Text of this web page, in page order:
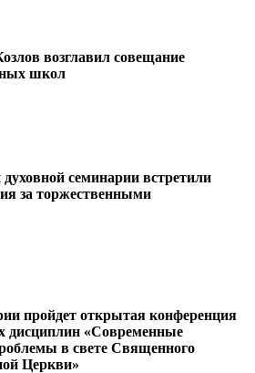
возглавил совещание
школ
семинарии встретили
за торжественными
пройдет открытая конференция
дисциплин «Современные
в свете Священного
Церкви»